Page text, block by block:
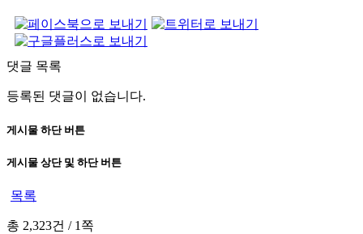
댓글 목록
등록된 댓글이 없습니다.
게시물 하단 버튼
게시물 상단 및 하단 버튼
목록
총 2,323건 /1쪽